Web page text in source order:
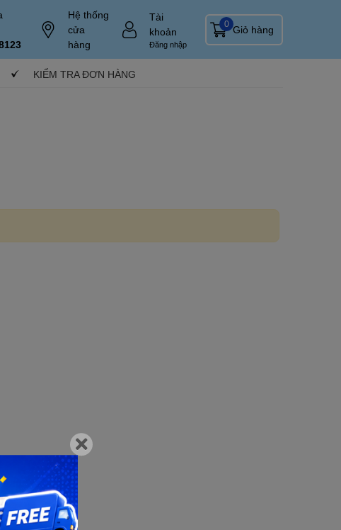
Hệ thống
cửa
hàng
Tài
khoản
Đăng nhập
Giỏ hàng
0
KIỂM TRA ĐƠN HÀNG